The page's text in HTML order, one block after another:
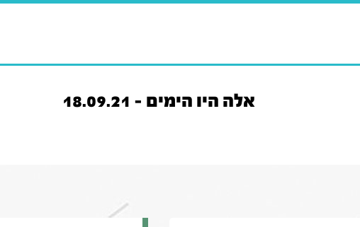
אלה היו הימים - 18.09.21